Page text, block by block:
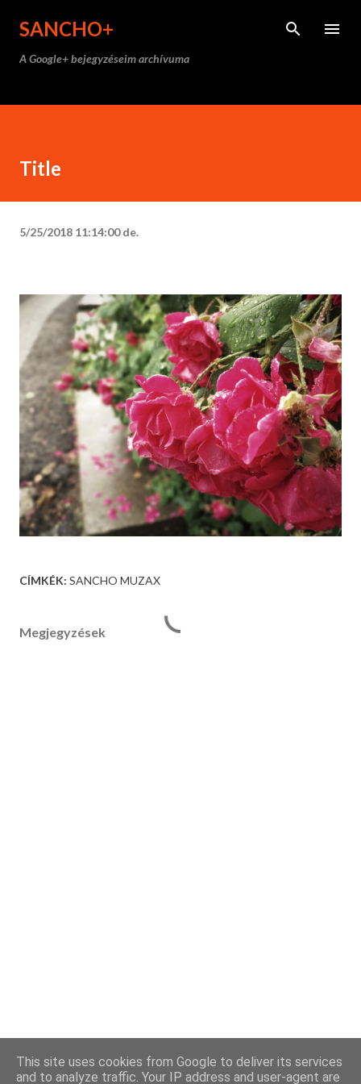
SANCHO+
A Google+ bejegyzéseim archívuma
Title
5/25/2018 11:14:00 de.
CÍMKÉK: SANCHO MUZAX
Megjegyzések
This site uses cookies from Google to deliver its services
and to analyze traffic. Your IP address and user-agent are